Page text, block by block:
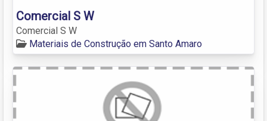
Comercial S W
Comercial S W
Materiais de Construção em Santo Amaro